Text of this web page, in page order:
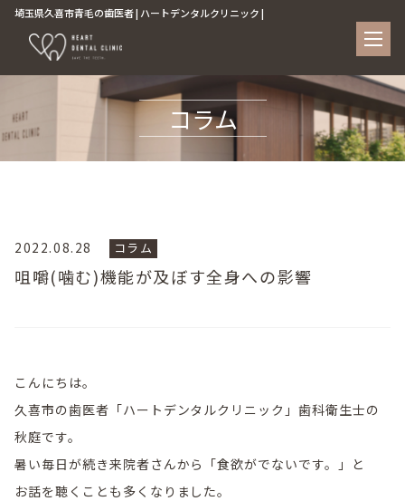
埼玉県久喜市青毛の歯医者 | ハートデンタルクリニック |
コラム
2022.08.28 コラム
咀嚼(噛む)機能が及ぼす全身への影響
こんにちは。
久喜市の歯医者「ハートデンタルクリニック」歯科衛生士の
秋庭です。
暑い毎日が続き来院者さんから「食欲がでないです。」と
お話を聴くことも多くなりました。